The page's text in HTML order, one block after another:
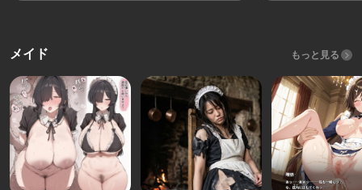
メイド もっと見る